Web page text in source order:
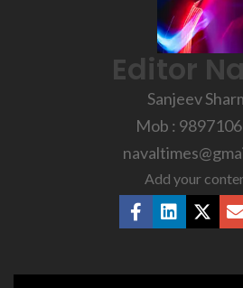
Editor
Sanjeev
Mob :
Add your